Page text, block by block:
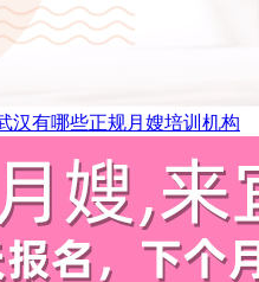
汉有哪些正规月嫂培训机构